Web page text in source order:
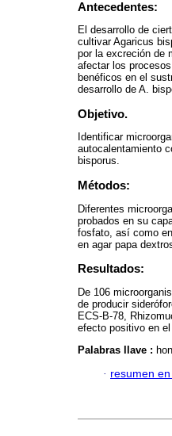
Antecedentes:
El desarrollo de
cultivar Agaricus
por la excreción de
afectar los
benéficos en el
desarrollo de A.
Objetivo.
Identificar
autocalentamiento
bisporus.
Métodos:
Diferentes
probados en su
fosfato, así como
en agar papa
Resultados:
De 106
de producir
ECS-B-78,
efecto positivo en
Palabras llave :
· resumen